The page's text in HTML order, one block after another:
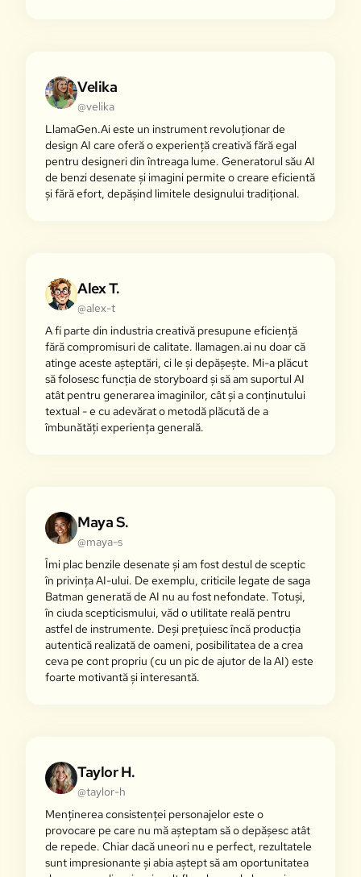
Velika
@velika
LlamaGen.Ai este un instrument revoluționar de
design AI care oferă o experiență creativă fără egal
pentru designeri din întreaga lume. Generatorul său AI
de benzi desenate și imagini permite o creare eficientă
și fără efort, depășind limitele designului tradițional.
Alex T.
@alex-t
A fi parte din industria creativă presupune eficiență
fără compromisuri de calitate. llamagen.ai nu doar că
atinge aceste așteptări, ci le și depășește. Mi-a plăcut
să folosesc funcția de storyboard și să am suportul AI
atât pentru generarea imaginilor, cât și a conținutului
textual - e cu adevărat o metodă plăcută de a
îmbunătăți experiența generală.
Maya S.
@maya-s
Îmi plac benzile desenate și am fost destul de sceptic
în privința AI-ului. De exemplu, criticile legate de saga
Batman generată de AI nu au fost nefondate. Totuși,
în ciuda scepticismului, văd o utilitate reală pentru
astfel de instrumente. Deși prețuiesc încă producția
autentică realizată de oameni, posibilitatea de a crea
ceva pe cont propriu (cu un pic de ajutor de la AI) este
foarte motivantă și interesantă.
Taylor H.
@taylor-h
Menținerea consistenței personajelor este o
provocare pe care nu mă așteptam să o depășesc atât
de repede. Chiar dacă uneori nu e perfect, rezultatele
sunt impresionante și abia aștept să am oportunitatea